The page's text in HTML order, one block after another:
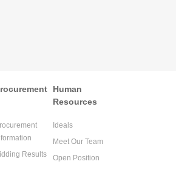
Results
Human
Resources
Ideals
Meet Our Team
Open Position